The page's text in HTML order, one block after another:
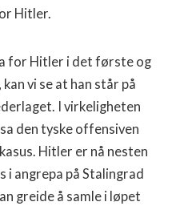
Hitler.
for Hitler i det første og
vi se at han står på
I virkeligheten
den tyske offensi­ven
Hitler er nå nesten
i angrepa på Stalingrad
greide å samle i løpet